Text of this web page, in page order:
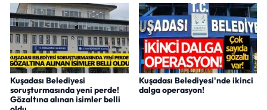
Kuşadası Belediyesi
soruşturmasında yeni perde!
Gözaltına alınan isimler belli
Kuşadası Belediyesi'nde ikinci
dalga operasyon!